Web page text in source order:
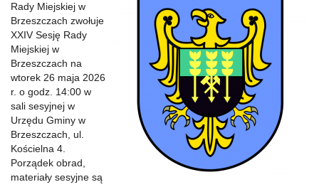
Rady Miejskiej w
Brzeszczach zwołuje
XXIV Sesję Rady
Miejskiej w
Brzeszczach na
wtorek 26 maja 2026
r. o godz. 14:00 w
sali sesyjnej w
Urzędu Gminy w
Brzeszczach, ul.
Kościelna 4.
Porządek obrad,
materiały sesyjne są